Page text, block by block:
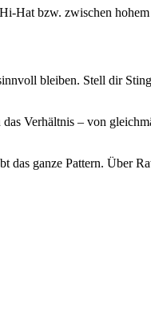
Hat bzw. zwischen
bleiben. Stell dir
Verhältnis – von
das ganze Pattern. Über